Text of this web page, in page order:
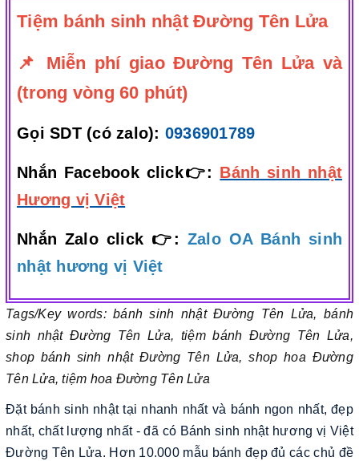
Tiệm bánh sinh nhật Đường Tên Lửa
📌 Miễn phí giao Đường Tên Lửa và
(trong vòng 60 phút)
Gọi SDT (có zalo): 0936901789
Nhắn Facebook click👉: Bánh sinh nhật
Hương vị Việt
Nhắn Zalo click 👉: Zalo OA Bánh sinh
nhật hương vị Việt
Tags/Key words: bánh sinh nhật Đường Tên Lửa, bánh
sinh nhật Đường Tên Lửa, tiệm bánh Đường Tên Lửa,
shop bánh sinh nhật Đường Tên Lửa, shop hoa Đường
Tên Lửa, tiệm hoa Đường Tên Lửa
Đặt bánh sinh nhật tại nhanh nhất và bánh ngon nhất, đẹp
nhất, chất lượng nhất - đã có Bánh sinh nhật hương vị Việt
Đường Tên Lửa. Hơn 10.000 mẫu bánh đẹp đủ các chủ đề